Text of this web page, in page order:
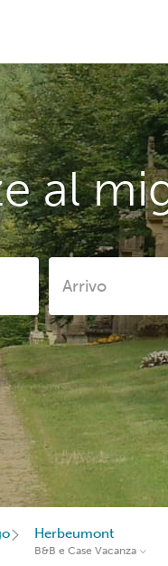
al
Herbeumont
B&B e Case Vacanza